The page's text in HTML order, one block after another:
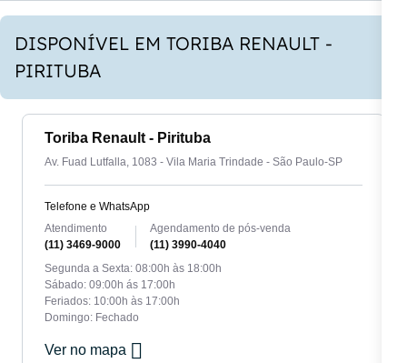
DISPONÍVEL EM TORIBA RENAULT -
PIRITUBA
Toriba Renault - Pirituba
Av. Fuad Lutfalla, 1083 - Vila Maria Trindade - São Paulo-SP
Telefone e WhatsApp
Atendimento
(11) 3469-9000
Agendamento de pós-venda
(11) 3990-4040
Segunda a Sexta: 08:00h às 18:00h
Sábado: 09:00h ás 17:00h
Feriados: 10:00h às 17:00h
Domingo: Fechado
Ver no mapa